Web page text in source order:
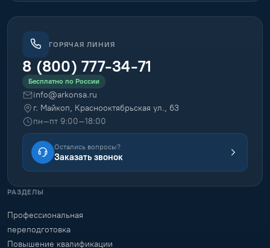
ГОРЯЧАЯ ЛИНИЯ
8 (800) 777-34-71
Бесплатно по России
info@arkonsa.ru
г. Майкоп, Краснооктябрьская ул., 63
пн–пт 9:00–18:00
Остались вопросы?
Заказать звонок
РАЗДЕЛЫ
Профессиональная
переподготовка
Повышение квалификации